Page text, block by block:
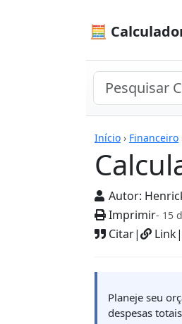
🧮
Início › Financeiro
Autor:
Imprimir- 15
Citar| Link|
Planeje seu
despesas